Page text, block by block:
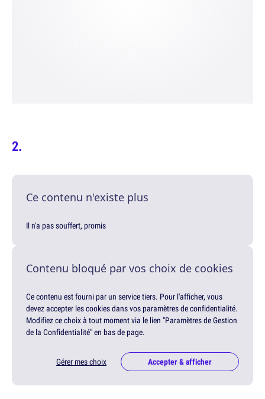
Ce contenu n'existe plus
Il n'a pas souffert, promis
Contenu bloqué par vos choix de cookies
Ce contenu est fourni par un service tiers. Pour l'afficher, vous
devez accepter les cookies dans vos paramètres de confidentialité.
Modifiez ce choix à tout moment via le lien "Paramètres de Gestion
de la Confidentialité" en bas de page.
Gérer mes choix Accepter & afficher